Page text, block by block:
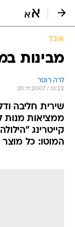
אוכל
מבינות
לרה רוטר
20.11.2007 / 13:22
שירית חליבה
ממציאות מנות
קייטרינג
המוטו: כל מוצר